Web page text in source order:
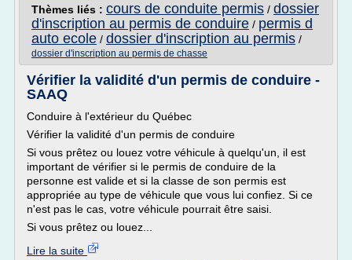
Thèmes liés : cours de conduite permis / dossier
d'inscription au permis de conduire / permis d
auto ecole / dossier d'inscription au permis /
dossier d'inscription au permis de chasse
Vérifier la validité d'un permis de conduire -
SAAQ
Conduire à l'extérieur du Québec
Vérifier la validité d'un permis de conduire
Si vous prêtez ou louez votre véhicule à quelqu'un, il est
important de vérifier si le permis de conduire de la
personne est valide et si la classe de son permis est
appropriée au type de véhicule que vous lui confiez. Si ce
n'est pas le cas, votre véhicule pourrait être saisi.
Si vous prêtez ou louez...
Lire la suite